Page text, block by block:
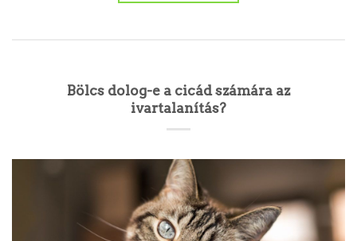
Bölcs dolog-e a cicád számára az
ivartalanítás?